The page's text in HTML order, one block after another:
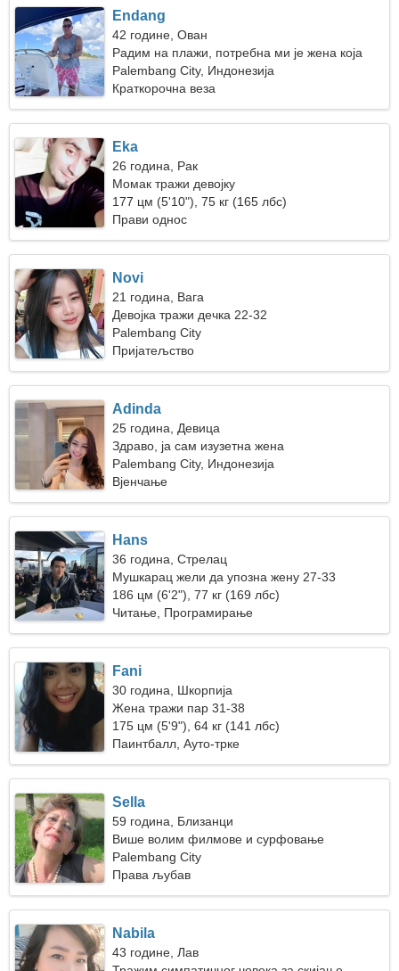
Endang
42 године, Ован
Радим на плажи, потребна ми је жена која
сања
Palembang City, Индонезија
Краткорочна веза
Eka
26 година, Рак
Момак тражи девојку
177 цм (5'10"), 75 кг (165 лбс)
Прави однос
Novi
21 година, Вага
Девојка тражи дечка 22-32
Palembang City
Пријатељство
Adinda
25 година, Девица
Здраво, ја сам изузетна жена
Palembang City, Индонезија
Вјенчање
Hans
36 година, Стрелац
Мушкарац жели да упозна жену 27-33
186 цм (6'2"), 77 кг (169 лбс)
Читање, Програмирање
Fani
30 година, Шкорпија
Жена тражи пар 31-38
175 цм (5'9"), 64 кг (141 лбс)
Паинтбалл, Ауто-трке
Sella
59 година, Близанци
Више волим филмове и сурфовање
Palembang City
Права љубав
Nabila
43 године, Лав